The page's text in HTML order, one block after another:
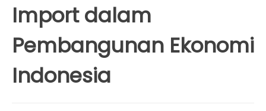
Import dalam
Pembangunan Ekonomi
Indonesia